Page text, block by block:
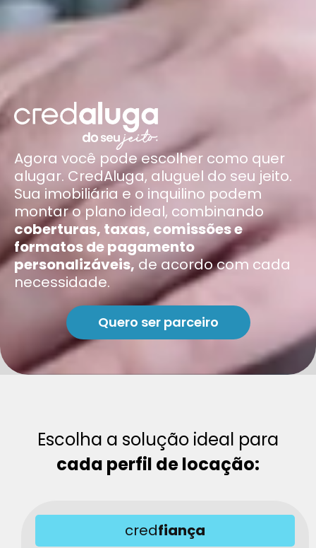
Agora você pode escolher como quer
alugar. CredAluga, aluguel do seu jeito.
Sua imobiliária e o inquilino podem
montar o plano ideal, combinando
coberturas, taxas, comissões e
formatos de pagamento
personalizáveis, de acordo com cada
necessidade.
Quero ser parceiro
Escolha a solução ideal para
cada perfil de locação:
credfiança